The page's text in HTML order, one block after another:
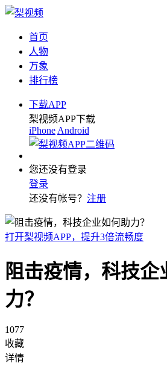
首页
人物
万象
排行榜
下载APP
梨视频APP下载
iPhone Android
您还没有登录
登录
还没有帐号？ 注册
打开梨视频APP，提升3倍流畅度
阻击疫情，科技企
力？
1077
收藏
详情